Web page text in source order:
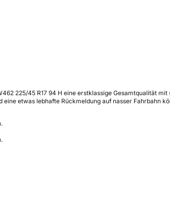
225/45 R17 94 H eine erstklassige Gesamtqualität
etwas lebhafte Rückmeldung auf nasser Fahrbahn